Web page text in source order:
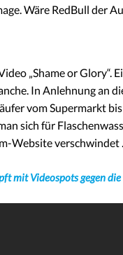
Wäre RedBull der
„Shame or Glory“.
In Anlehnung an
vom Supermarkt
sich für
Website verschwindet
mit Videospots gegen